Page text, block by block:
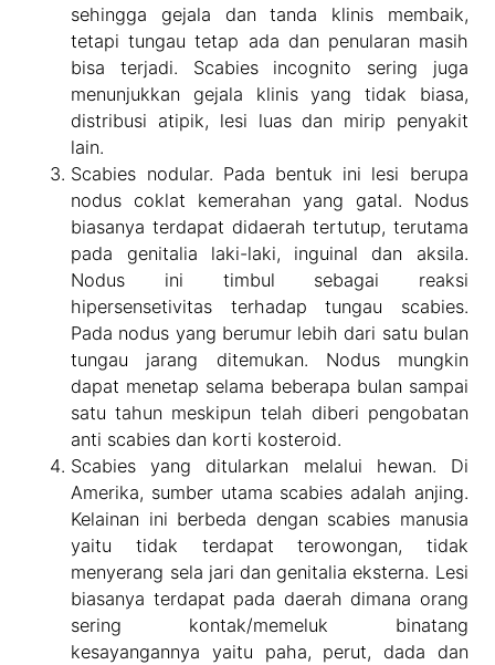
sehingga gejala dan tanda klinis membaik,
tetapi tungau tetap ada dan penularan masih
bisa terjadi. Scabies incognito sering juga
menunjukkan gejala klinis yang tidak biasa,
distribusi atipik, lesi luas dan mirip penyakit
lain.
Scabies nodular. Pada bentuk ini lesi berupa
nodus coklat kemerahan yang gatal. Nodus
biasanya terdapat didaerah tertutup, terutama
pada genitalia laki-laki, inguinal dan aksila.
Nodus ini timbul sebagai reaksi
hipersensetivitas terhadap tungau scabies.
Pada nodus yang berumur lebih dari satu bulan
tungau jarang ditemukan. Nodus mungkin
dapat menetap selama beberapa bulan sampai
satu tahun meskipun telah diberi pengobatan
anti scabies dan korti kosteroid.
Scabies yang ditularkan melalui hewan. Di
Amerika, sumber utama scabies adalah anjing.
Kelainan ini berbeda dengan scabies manusia
yaitu tidak terdapat terowongan, tidak
menyerang sela jari dan genitalia eksterna. Lesi
biasanya terdapat pada daerah dimana orang
sering kontak/memeluk binatang
kesayangannya yaitu paha, perut, dada dan